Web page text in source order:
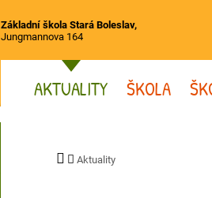
Základní škola Stará Boleslav,
Jungmannova 164
AKTUALITY ŠKOLA
Aktuality